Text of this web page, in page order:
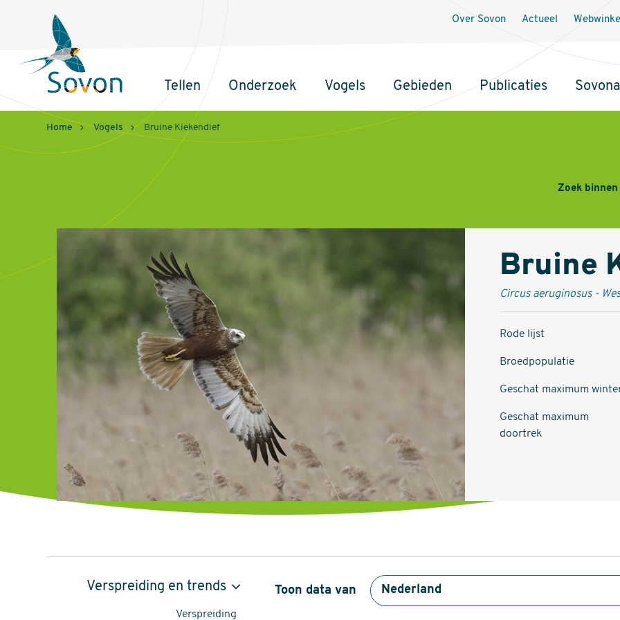
Hoofdnavigatie
Tellen Onderzoek Vogels Gebieden Publicaties
Secundaire
Over Sovon Actueel
Home Vogels Bruine Kiekendief
Zoek binnen
Bruine
Circus aeruginosus -
Rode lijst
Broedpopulatie
Geschat maximum
Geschat maximum
doortrek
BruineVerspreiding en trends
Verspreiding
Toon data van